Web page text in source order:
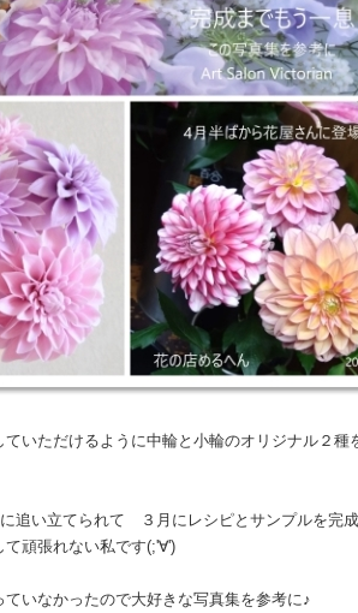
いただけるように中輪と小輪のオリジナル２種
追い立てられて ３月にレシピとサンプルを完
頑張れない私です(;'∀')
ていなかったので大好きな写真集を参考に♪